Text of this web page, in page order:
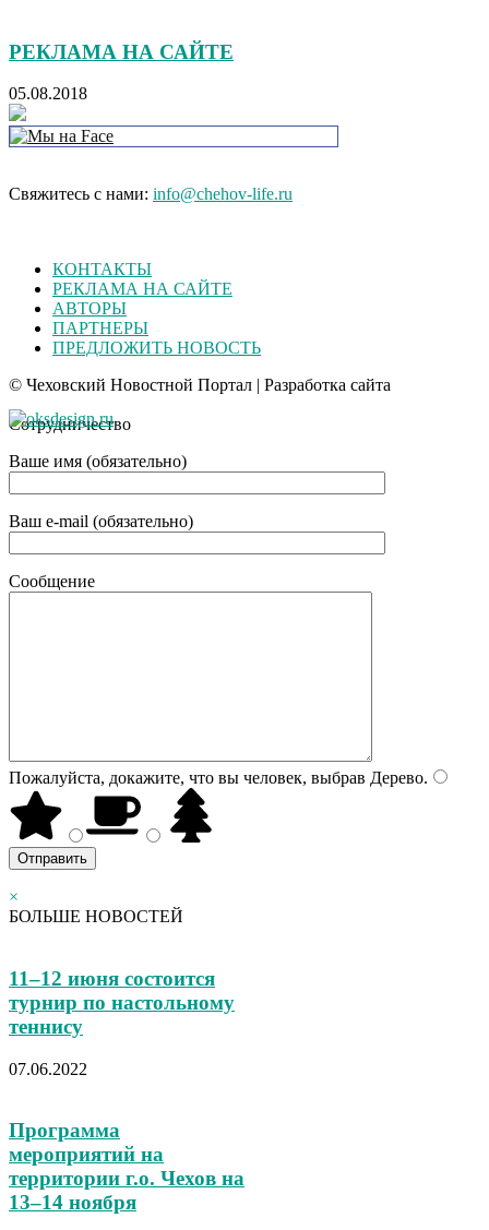
РЕКЛАМА НА САЙТЕ
05.08.2018
Свяжитесь с нами: info@chehov-life.ru
КОНТАКТЫ
РЕКЛАМА НА САЙТЕ
АВТОРЫ
ПАРТНЕРЫ
ПРЕДЛОЖИТЬ НОВОСТЬ
© Чеховский Новостной Портал | Разработка сайта
Сотрудничество
Ваше имя (обязательно)
Ваш e-mail (обязательно)
Сообщение
Пожалуйста, докажите, что вы человек, выбрав Дерево.
×
БОЛЬШЕ НОВОСТЕЙ
11–12 июня состоится
турнир по настольному
теннису
07.06.2022
Программа
мероприятий на
территории г.о. Чехов на
13–14 ноября